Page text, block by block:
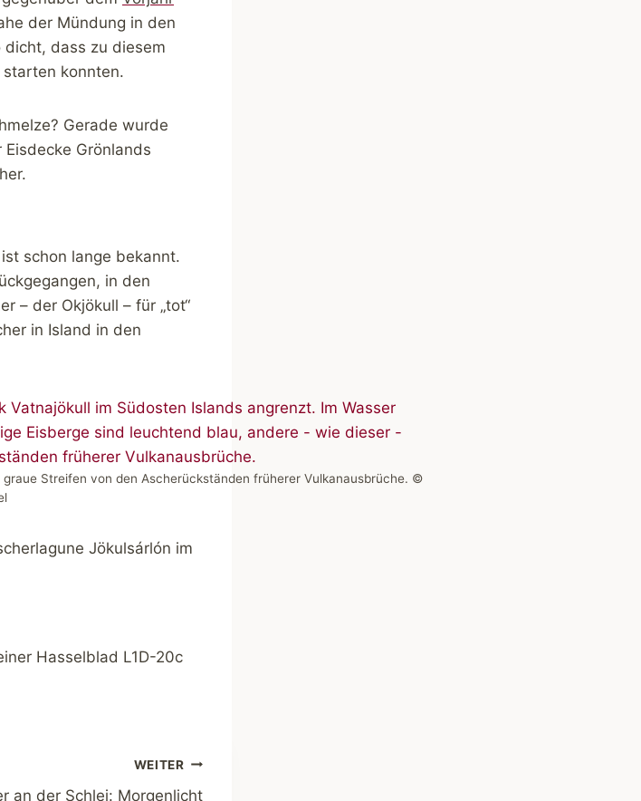
der Mündung in den
dass zu diesem
konnten.
Gerade wurde
Grönlands
schon lange bekannt.
in den
– der Okjökull – für „tot“
in Island in den
Streifen von den Ascherückständen früherer Vulkanausbrüche. ©
Jökulsárlón im
Hasselblad L1D-20c
WEITER
an der Schlei: Morgenlicht